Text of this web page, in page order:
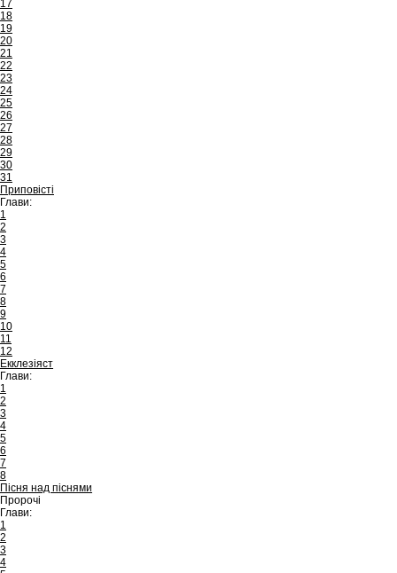
17
18
19
20
21
22
23
24
25
26
27
28
29
30
31
Приповісті
Глави:
1
2
3
4
5
6
7
8
9
10
11
12
Екклезіяст
Глави:
1
2
3
4
5
6
7
8
Пісня над піснями
Пророчі
Глави:
1
2
3
4